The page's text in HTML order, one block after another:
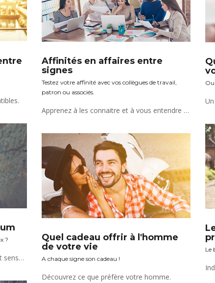
?
Le parfum reflète votre personnalité et sensualité.
Affinités en affaires entre
signes
Testez votre affinité avec vos collègues de travail,
patron ou associés.
Apprenez à les connaitre et à vous entendre dans votre vie professionnelle pour une meilleure réussite !
Quel cadeau offrir à l'homme
de votre vie
A chaque signe son cadeau !
Découvrez ce que préfère votre homme.
Ou
Le